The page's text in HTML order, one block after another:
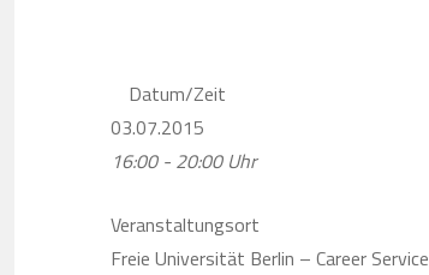
Datum/Zeit
03.07.2015
16:00 - 20:00 Uhr
Veranstaltungsort
Freie Universität Berlin – Career Service